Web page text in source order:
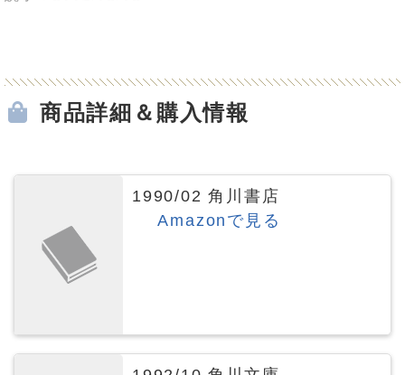
商品詳細＆購入情報
1990/02 角川書店
Amazonで見る